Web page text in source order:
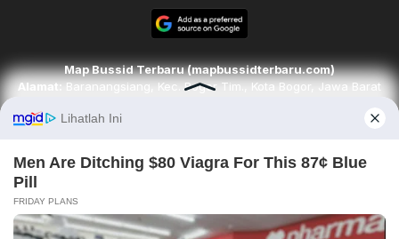
Map Bussid Terbaru (mapbussidterbaru.com)
Alamat: Baranangsiang, Kec. Bogor Tim., Kota Bogor, Jawa Barat
Email:
Ikuti kami di